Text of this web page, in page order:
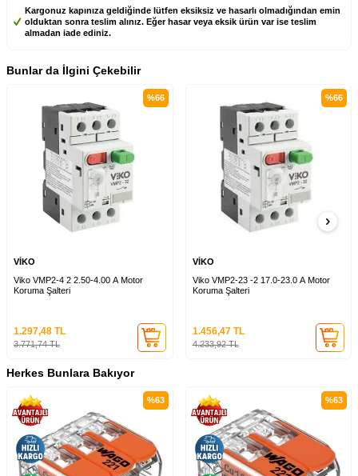
Kargonuz kapınıza geldiğinde lütfen eksiksiz ve hasarlı olmadığından emin
olduktan sonra teslim alınız. Eğer hasar veya eksik ürün var ise teslim
almadan iade ediniz.
Bunlar da İlgini Çekebilir
%66
VİKO
Viko VMP2-4 2 2.50-4.00 A Motor
Koruma Şalteri
3.771,74TL
1.297,48 TL
%66
VİKO
Viko VMP2-23 -2 17.0-23.0 A Motor
Koruma Şalteri
4.233,92TL
1.456,47TL
Herkes Bunlara Bakıyor
%63 %63